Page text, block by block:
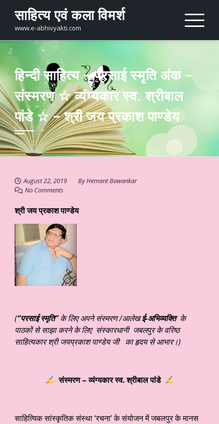
content
साहित्य एवं कला विमर्श
www.e-abhivyakti.com
हिन्दी साहित्य – परसाई स्मृति अंक –
संस्मरण ☆ व्यंग्यकार स्व. श्रीबाल
पांडे ☆ – श्री जय प्रकाश पाण्डेय
August 22, 2019 ByHemant Bawankar
No Comments
श्री जय प्रकाश पाण्डेय
(“परसाई स्मृति” के लिए अपने संस्मरण /आलेखई-अभिव्यक्ति के
पाठकों से साझा करने के लिए संस्कारधानी जबलपुर के वरिष्ठ
साहित्यकारश्री जयप्रकाश पाण्डेय जी का हृदय से आभार।)
संस्मरण– व्यंग्यकार स्व. श्रीबाल पांडे
साहित्यिक सांस्कृतिक संस्था ‘रचना’ के संयोजन में जबलपुर के मानस